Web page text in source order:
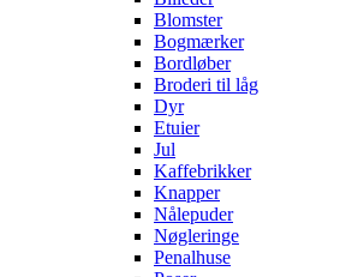
Blomster
Bogmærker
Bordløber
Broderi til låg
Dyr
Etuier
Jul
Kaffebrikker
Knapper
Nålepuder
Nøgleringe
Penalhuse